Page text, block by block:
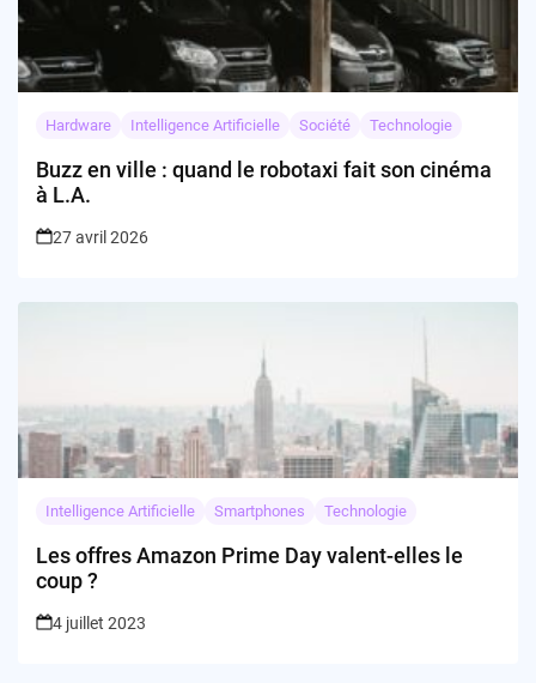
Hardware Intelligence Artificielle Société Technologie
Buzz en ville : quand le robotaxi fait son cinéma
à L.A.
27 avril 2026
Intelligence Artificielle Smartphones Technologie
Les offres Amazon Prime Day valent-elles le
coup ?
4 juillet 2023